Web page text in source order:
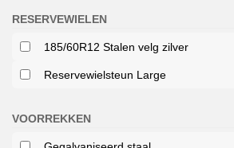
RESERVEWIELEN
185/60R12 Stalen velg zilver
Reservewielsteun Large
VOORREKKEN